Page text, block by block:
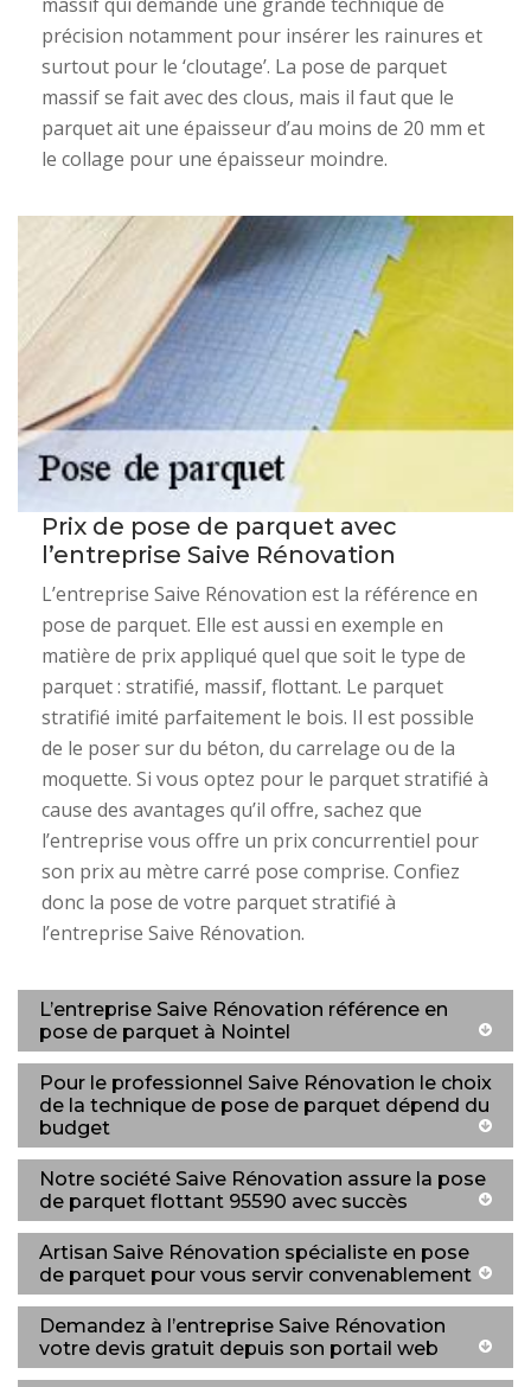
précision notamment pour insérer les rainures et
surtout pour le ‘cloutage’. La pose de parquet
massif se fait avec des clous, mais il faut que le
parquet ait une épaisseur d’au moins de 20 mm et
le collage pour une épaisseur moindre.
Prix de pose de parquet avec
l’entreprise Saive Rénovation
L’entreprise Saive Rénovation est la référence en
pose de parquet. Elle est aussi en exemple en
matière de prix appliqué quel que soit le type de
parquet : stratifié, massif, flottant. Le parquet
stratifié imité parfaitement le bois. Il est possible
de le poser sur du béton, du carrelage ou de la
moquette. Si vous optez pour le parquet stratifié à
cause des avantages qu’il offre, sachez que
l’entreprise vous offre un prix concurrentiel pour
son prix au mètre carré pose comprise. Confiez
donc la pose de votre parquet stratifié à
l’entreprise Saive Rénovation.
L’entreprise Saive Rénovation référence en
pose de parquet à Nointel
Pour le professionnel Saive Rénovation le choix
de la technique de pose de parquet dépend du
budget
Notre société Saive Rénovation assure la pose
de parquet flottant 95590 avec succès
Artisan Saive Rénovation spécialiste en pose
de parquet pour vous servir convenablement
Demandez à l’entreprise Saive Rénovation
votre devis gratuit depuis son portail web